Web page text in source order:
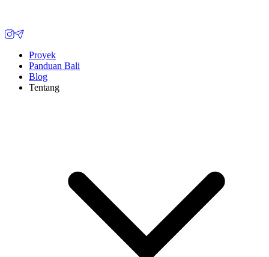
Proyek
Panduan Bali
Blog
Tentang